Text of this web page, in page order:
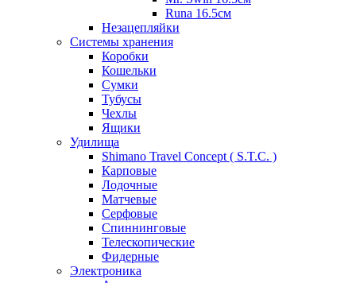
Runa 16.5см
Незацепляйки
Системы хранения
Коробки
Кошельки
Сумки
Тубусы
Чехлы
Ящики
Удилища
Shimano Travel Concept ( S.T.C. )
Карповые
Лодочные
Матчевые
Серфовые
Спиннинговые
Телескопические
Фидерные
Электроника